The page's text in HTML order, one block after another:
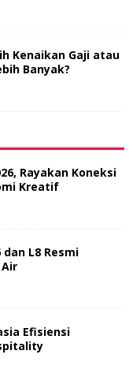
Kenaikan Gaji atau
Banyak?
Rayakan Koneksi
Kreatif
L8 Resmi
Efisiensi